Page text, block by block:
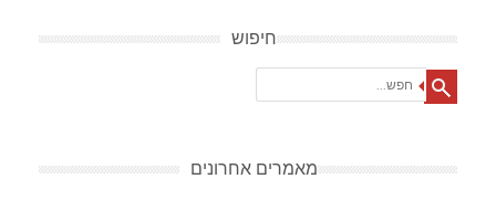
חיפוש
מאמרים אחרונים